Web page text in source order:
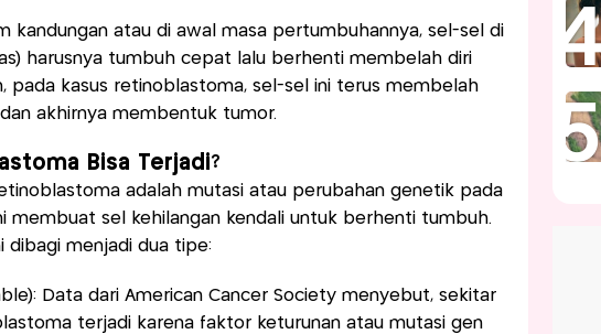
kandungan atau di awal masa pertumbuhannya, sel-sel di
harusnya tumbuh cepat lalu berhenti membelah diri
pada kasus retinoblastoma, sel-sel ini terus membelah
akhirnya membentuk tumor.
Bisa Terjadi?
adalah mutasi atau perubahan genetik pada
membuat sel kehilangan kendali untuk berhenti tumbuh.
dibagi menjadi dua tipe:
Data dari American Cancer Society menyebut, sekitar
terjadi karena faktor keturunan atau mutasi gen